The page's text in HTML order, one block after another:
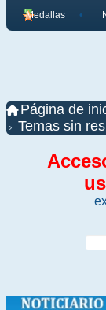
Medallas
Página de
Temas sin